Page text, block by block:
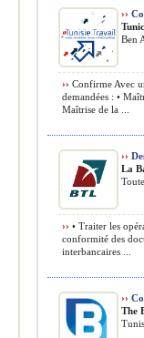
››
Ben
›› Confirme Avec
demandées : •
Maîtrise de la ...
››
La
›› • Traiter les
conformité des
interbancaires ...
››
The